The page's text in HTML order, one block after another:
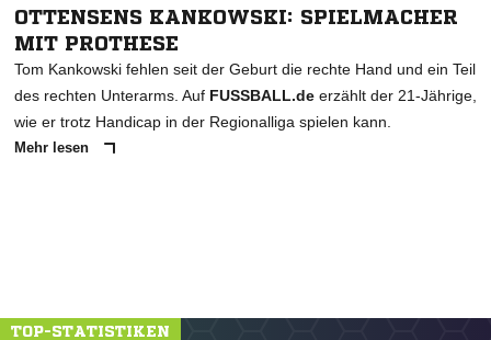
OTTENSENS KANKOWSKI: SPIELMACHER
MIT PROTHESE
Tom Kankowski fehlen seit der Geburt die rechte Hand und ein Teil
des rechten Unterarms. Auf FUSSBALL.de erzählt der 21-Jährige,
wie er trotz Handicap in der Regionalliga spielen kann.
Mehr lesen
TOP-STATISTIKEN